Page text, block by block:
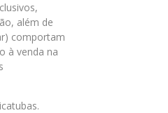
além de
comportam
à venda na